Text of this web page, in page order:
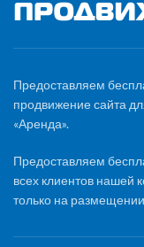
Предоставляем
продвижение сайта
«Аренда».
Предоставляем
всех клиентов нашей
только на